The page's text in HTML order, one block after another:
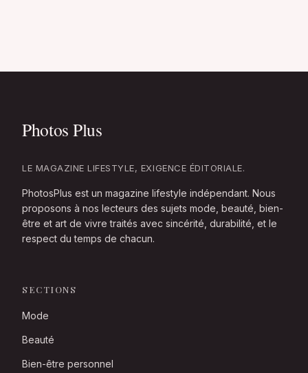
LE MAGAZINE LIFESTYLE, EXIGENCE ÉDITORIALE.
PhotosPlus est un magazine lifestyle indépendant. Nous
proposons à nos lecteurs des sujets mode, beauté, bien-
être et art de vivre traités avec sincérité, durabilité, et le
respect du temps de chacun.
SECTIONS
Mode
Beauté
Bien-être personnel